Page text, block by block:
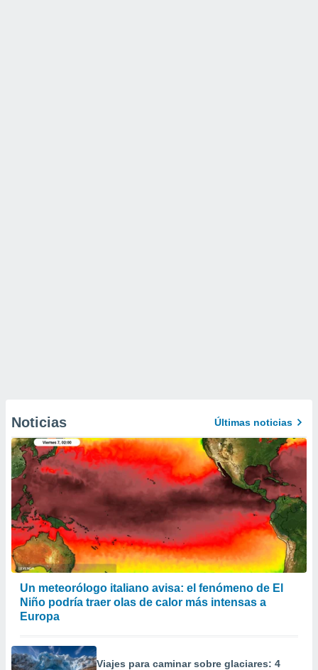
Noticias Últimas noticias
Un meteorólogo italiano avisa: el fenómeno de El
Niño podría traer olas de calor más intensas a
Europa
Viajes para caminar sobre glaciares: 4